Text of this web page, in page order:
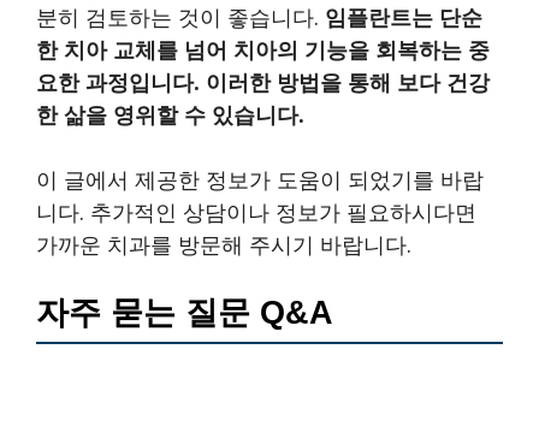
분히 검토하는 것이 좋습니다. 임플란트는 단순
한 치아 교체를 넘어 치아의 기능을 회복하는 중
요한 과정입니다. 이러한 방법을 통해 보다 건강
한 삶을 영위할 수 있습니다.
이 글에서 제공한 정보가 도움이 되었기를 바랍
니다. 추가적인 상담이나 정보가 필요하시다면
가까운 치과를 방문해 주시기 바랍니다.
자주 묻는 질문 Q&A